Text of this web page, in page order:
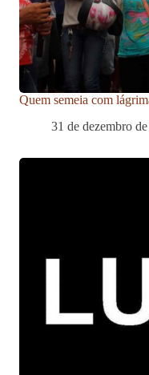
Quem semeia com
31 de dezembro